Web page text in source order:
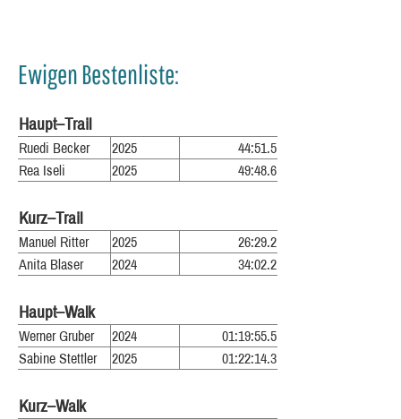
Ewigen Bestenliste:
Haupt–Trail
Ruedi Becker 2025
44:51.5
Rea Iseli
2025 49:48.6
Kurz–Trail
Manuel Ritter 2025
26:29.2
Anita Blaser
2024 34:02.2
Haupt–Walk
Werner Gruber 2024
01:19:55.5
Sabine Stettler
2025 01:22:14.3
Kurz–Walk